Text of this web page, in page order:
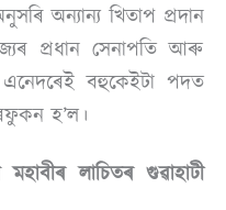
অন্যান্য খিতাপ প্ৰদান
প্ৰধান সেনাপতি আৰু
বহুকেইটা পদত
হ’ল।
লাচিতৰ গুৱাহাটী